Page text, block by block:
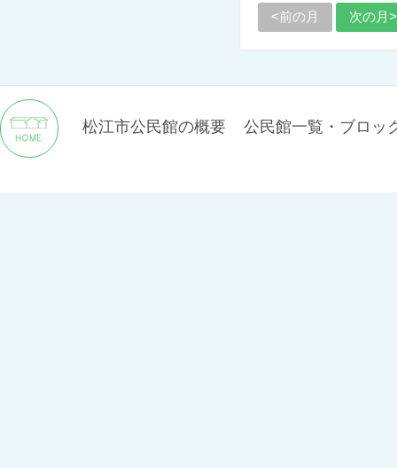
<前の月 次の月>
松江市公民館の概要 公民館一覧・ブロッ